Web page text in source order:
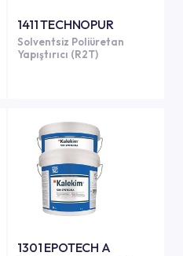
1411 TECHNOPUR
Solventsiz Poliüretan
Yapıştırıcı (R2T)
1301 EPOTECH A